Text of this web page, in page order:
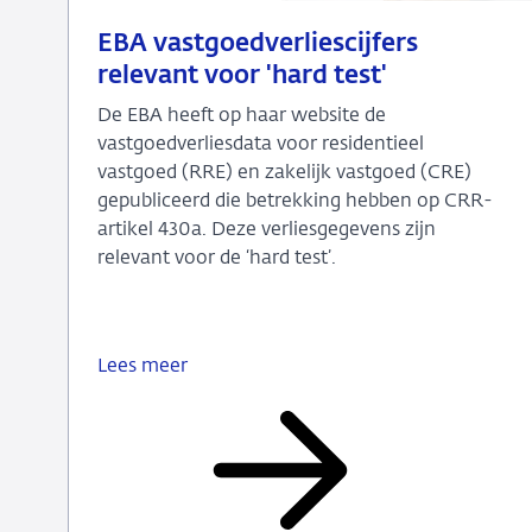
EBA vastgoedverliescijfers
relevant voor 'hard test'
23
Nieuwsbericht
toezicht
De EBA heeft op haar website de
vastgoedverliesdata voor residentieel
vastgoed (RRE) en zakelijk vastgoed (CRE)
gepubliceerd die betrekking hebben op CRR-
artikel 430a. Deze verliesgegevens zijn
relevant voor de ‘hard test’.
Lees meerEBA
'hard